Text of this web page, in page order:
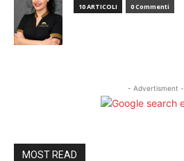
10 ARTICOLI 0 Commenti
- Advertisment -
MOST READ